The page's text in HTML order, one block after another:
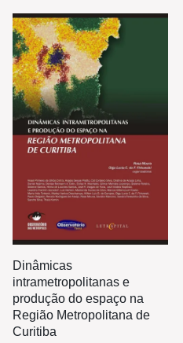
Dinâmicas
intrametropolitanas e
produção do espaço na
Região Metropolitana de
Curitiba